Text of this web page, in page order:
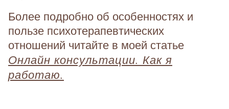
Более подробно об особенностях и
пользе психотерапевтических
отношений читайте в моей статье
Онлайн консультации. Как я
работаю.